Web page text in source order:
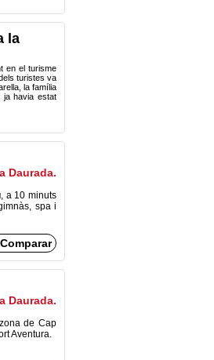
la
en el turisme
turistes va
la família
ja havia estat
Daurada.
, a 10 minuts
spa i
Daurada.
de Cap
Aventura.